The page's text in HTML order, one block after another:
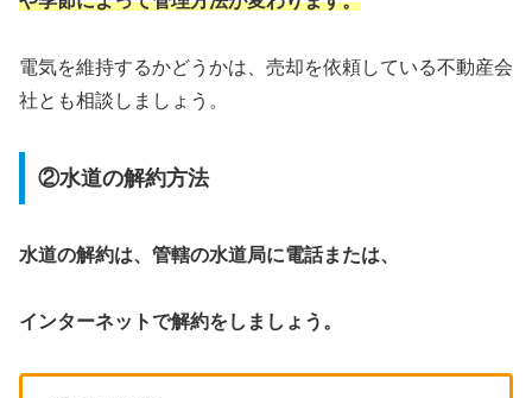
電気を維持するかどうかは、売却を依頼している不動産会
社とも相談しましょう。
②水道の解約方法
水道の解約は、管轄の水道局に電話または、
インターネットで解約をしましょう。